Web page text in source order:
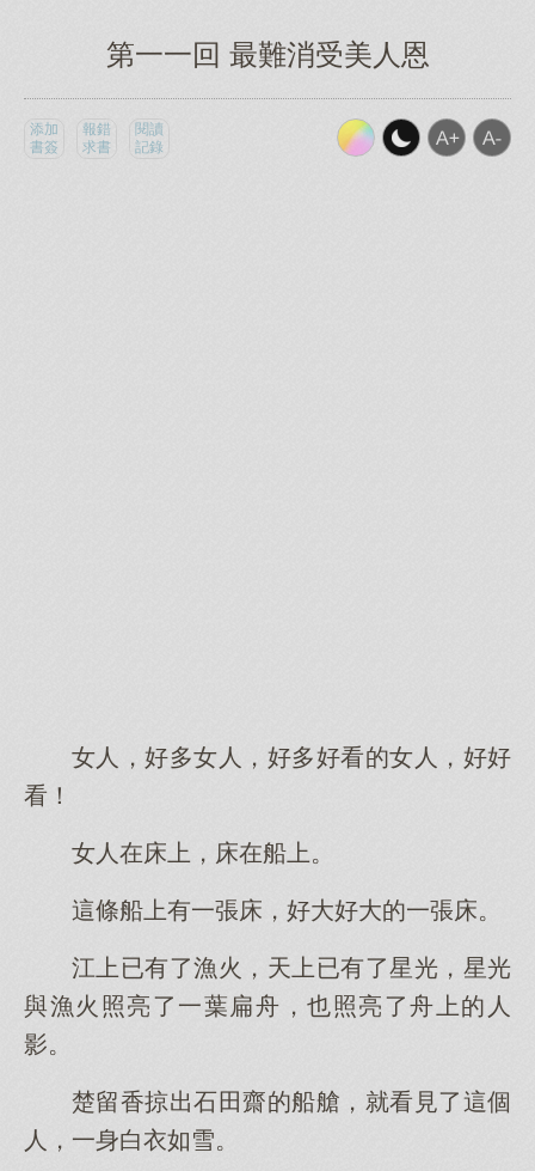
第一一回 最難消受美人恩
添加
書簽
報錯
求書
閱讀
記錄
女人，好多女人，好多好看的女人，好好
看！
女人在床上，床在船上。
這條船上有一張床，好大好大的一張床。
江上已有了漁火，天上已有了星光，星光
與漁火照亮了一葉扁舟，也照亮了舟上的人
影。
楚留香掠出石田齋的船艙，就看見了這個
人，一身白衣如雪。